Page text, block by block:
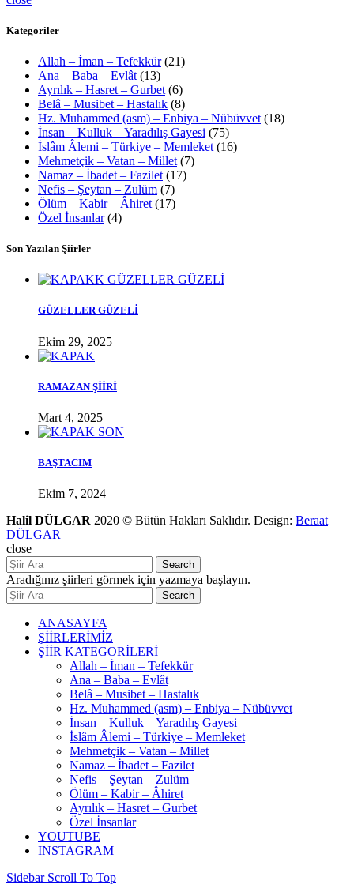
Kategoriler
Allah – İman – Tefekkür(21)
Ana – Baba – Evlât (13)
Ayrılık – Hasret – Gurbet (6)
Belâ – Musibet – Hastalık (8)
Hz. Muhammed (asm) – Enbiya – Nübüvvet (18)
İnsan – Kulluk – Yaradılış Gayesi (75)
İslâm Âlemi – Türkiye – Memleket (16)
Mehmetçik – Vatan – Millet (7)
Namaz – İbadet – Fazilet (17)
Nefis – Şeytan – Zulüm (7)
Ölüm – Kabir – Âhiret (17)
Özel İnsanlar(4)
Son Yazılan Şiirler
GÜZELLER GÜZELİ
Ekim 29, 2025
RAMAZAN ŞİİRİ
Mart 4, 2025
BAŞTACIM
Ekim 7, 2024
Halil DÜLGAR 2020 © Bütün Hakları Saklıdır. Design: Beraat
DÜLGAR
close
Search
Aradığınız şiirleri görmek için yazmaya başlayın.
Search
ANASAYFA
ŞİİRLERİMİZ
ŞİİR KATEGORİLERİ
Allah – İman – Tefekkür
Ana – Baba – Evlât
Belâ – Musibet – Hastalık
Hz. Muhammed (asm) – Enbiya – Nübüvvet
İnsan – Kulluk – Yaradılış Gayesi
İslâm Âlemi – Türkiye – Memleket
Mehmetçik – Vatan – Millet
Namaz – İbadet – Fazilet
Nefis – Şeytan – Zulüm
Ölüm – Kabir – Âhiret
Ayrılık – Hasret – Gurbet
Özel İnsanlar
YOUTUBE
INSTAGRAM
Sidebar Scroll To Top